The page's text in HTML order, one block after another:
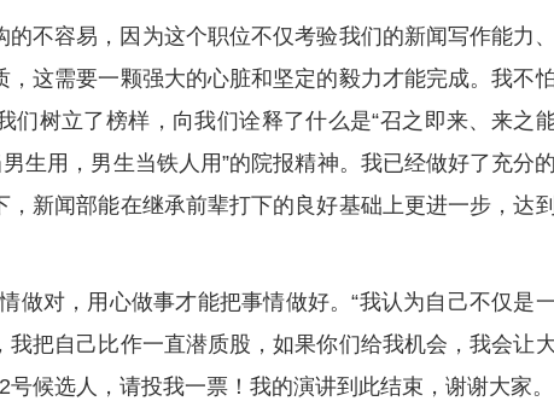
不容易，因为这个职位不仅考验我们的新闻写作能力、
这需要一颗强大的心脏和坚定的毅力才能完成。我不
们树立了榜样，向我们诠释了什么是“召之即来、来之
生用，男生当铁人用”的院报精神。我已经做好了充分的
新闻部能在继承前辈打下的良好基础上更进一步，达到
做对，用心做事才能把事情做好。“我认为自己不仅是
把自己比作一直潜质股，如果你们给我机会，我会让
候选人，请投我一票！我的演讲到此结束，谢谢大家。